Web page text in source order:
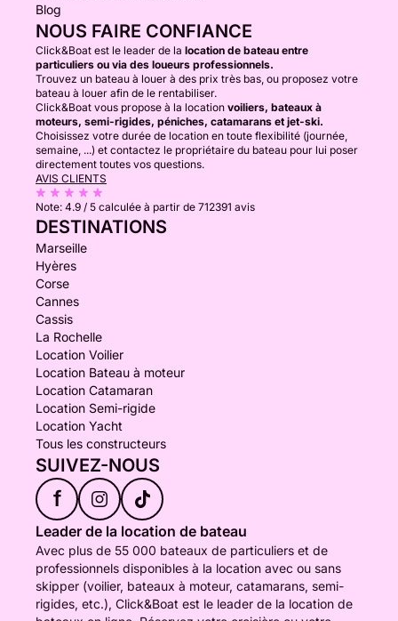
Blog
NOUS FAIRE CONFIANCE
Click&Boat est le leader de la location de bateau entre
particuliers ou via des loueurs professionnels.
Trouvez un bateau à louer à des prix très bas, ou proposez votre
bateau à louer afin de le rentabiliser.
Click&Boat vous propose à la location voiliers, bateaux à
moteurs, semi-rigides, péniches, catamarans et jet-ski.
Choisissez votre durée de location en toute flexibilité (journée,
semaine, ...) et contactez le propriétaire du bateau pour lui poser
directement toutes vos questions.
AVIS CLIENTS
Note: 4.9 / 5 calculée à partir de 712391 avis
DESTINATIONS
Marseille
Hyères
Corse
Cannes
Cassis
La Rochelle
Location Voilier
Location Bateau à moteur
Location Catamaran
Location Semi-rigide
Location Yacht
Tous les constructeurs
SUIVEZ-NOUS
f
Leader de la location de bateau
Avec plus de 55 000 bateaux de particuliers et de
professionnels disponibles à la location avec ou sans
skipper (voilier, bateaux à moteur, catamarans, semi-
rigides, etc.), Click&Boat est le leader de la location de